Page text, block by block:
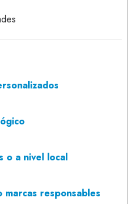
o a nivel local
responsables